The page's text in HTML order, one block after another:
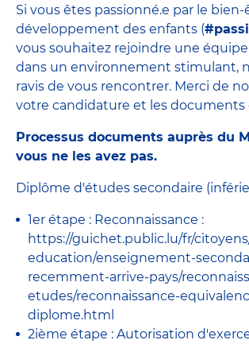
Si vous êtes passionné.e par le
développement des enfants (
vous souhaitez rejoindre une
dans un environnement stimulant,
ravis de vous rencontrer. Merci de
votre candidature et les documents
Processus documents auprès du
vous ne les avez pas.
Diplôme d'études secondaire
1er étape : Reconnaissance :
https://guichet.public.lu/fr/
education/enseignement-
recemment-arrive-pays/
etudes/reconnaissance-
diplome.html
2ième étape : Autorisation